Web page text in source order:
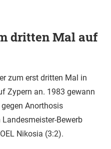
dritten Mal auf
zum erst dritten Mal in
Zypern an. 1983 gewann
Anorthosis
Bewerb
Nikosia (3:2).